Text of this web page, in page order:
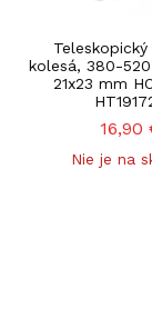
kolesá, 380-520
21x23 mm
16,90
Nie je na